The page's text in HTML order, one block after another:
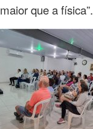
que a física”.